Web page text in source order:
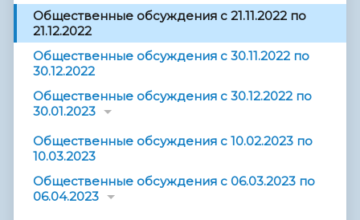
Общественные обсуждения с 21.11.2022 по
21.12.2022
Общественные обсуждения с 30.11.2022 по
30.12.2022
Общественные обсуждения с 30.12.2022 по
30.01.2023
Общественные обсуждения с 10.02.2023 по
10.03.2023
Общественные обсуждения с 06.03.2023 по
06.04.2023